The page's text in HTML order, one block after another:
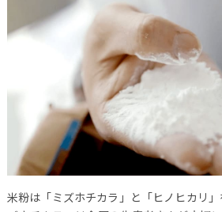
米粉は「ミズホチカラ」と「ヒノヒカリ